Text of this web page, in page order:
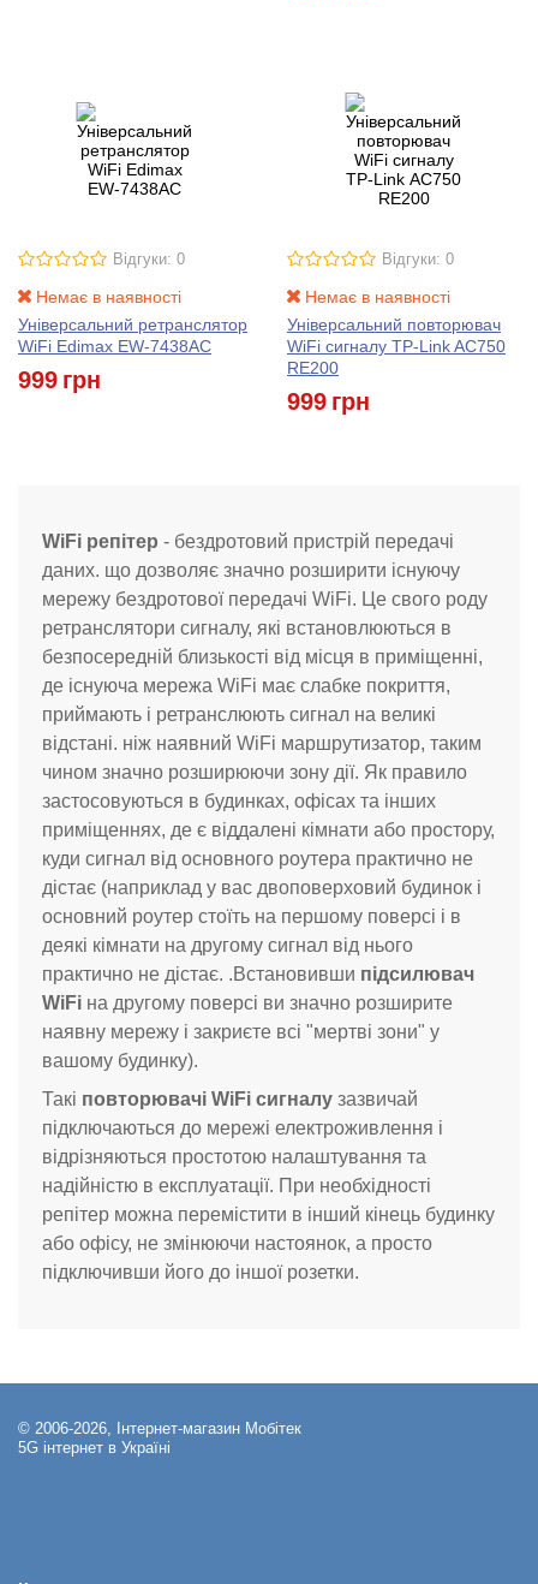
Відгуки: 0
Немає в наявності
Універсальний ретранслятор
WiFi Edimax EW-7438AC
999 грн
Відгуки: 0
Немає в наявності
Універсальний повторювач
WiFi сигналу TP-Link AC750
RE200
999 грн
WiFi репітер - бездротовий пристрій передачі
даних. що дозволяє значно розширити існуючу
мережу бездротової передачі WiFi. Це свого роду
ретранслятори сигналу, які встановлюються в
безпосередній близькості від місця в приміщенні,
де існуюча мережа WiFi має слабке покриття,
приймають і ретранслюють сигнал на великі
відстані. ніж наявний WiFi маршрутизатор, таким
чином значно розширюючи зону дії. Як правило
застосовуються в будинках, офісах та інших
приміщеннях, де є віддалені кімнати або простору,
куди сигнал від основного роутера практично не
дістає (наприклад у вас двоповерховий будинок і
основний роутер стоїть на першому поверсі і в
деякі кімнати на другому сигнал від нього
практично не дістає. .Встановивши підсилювач
WiFi на другому поверсі ви значно розширите
наявну мережу і закриєте всі "мертві зони" у
вашому будинку).
Такі повторювачі WiFi сигналу зазвичай
підключаються до мережі електроживлення і
відрізняються простотою налаштування та
надійністю в експлуатації. При необхідності
репітер можна перемістити в інший кінець будинку
або офісу, не змінюючи настоянок, а просто
підключивши його до іншої розетки.
© 2006-2026, Інтернет-магазин Мобітек
5G інтернет в Україні